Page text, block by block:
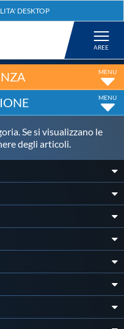
Se si visualizzano le
degli articoli.